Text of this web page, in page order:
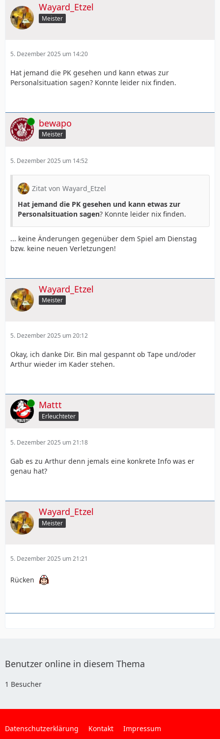
Wayard_Etzel
Meister
5. Dezember 2025 um 14:20
Hat jemand die PK gesehen und kann etwas zur
Personalsituation sagen? Konnte leider nix finden.
Online bewapo
Meister
5. Dezember 2025 um 14:52
Zitat von Wayard_Etzel
Hat jemand die PK gesehen und kann etwas zur
Personalsituation sagen? Konnte leider nix finden.
... keine Änderungen gegenüber dem Spiel am Dienstag
bzw. keine neuen Verletzungen!
Wayard_Etzel
Meister
5. Dezember 2025 um 20:12
Okay, ich danke Dir. Bin mal gespannt ob Tape und/oder
Arthur wieder im Kader stehen.
Online Mattt
Erleuchteter
5. Dezember 2025 um 21:18
Gab es zu Arthur denn jemals eine konkrete Info was er
genau hat?
Wayard_Etzel
Meister
5. Dezember 2025 um 21:21
Rücken
Benutzer online in diesem Thema
1 Besucher
Datenschutzerklärung Kontakt Impressum